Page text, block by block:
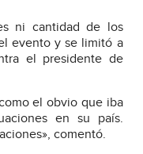
ni cantidad de los
evento y se limitó a
el presidente de
el obvio que iba
en su país.
comentó.